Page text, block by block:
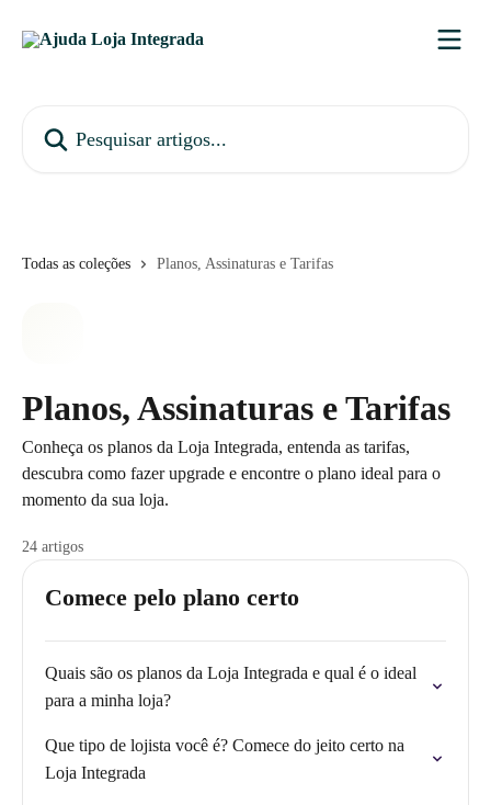
Todas as coleções Planos, Assinaturas e Tarifas
Planos, Assinaturas e Tarifas
Conheça os planos da Loja Integrada, entenda as tarifas,
descubra como fazer upgrade e encontre o plano ideal para o
momento da sua loja.
24 artigos
Comece pelo plano certo
Quais são os planos da Loja Integrada e qual é o ideal
para a minha loja?
Que tipo de lojista você é? Comece do jeito certo na
Loja Integrada